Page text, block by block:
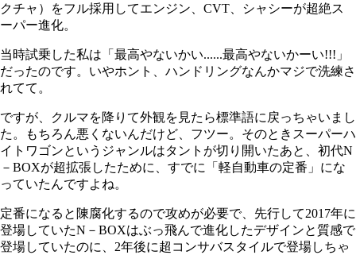
クチャ）をフル採用してエンジン、CVT、シャシーが超絶ス
ーパー進化。
当時試乗した私は「最高やないかい......最高やないかーい!!!」
だったのです。いやホント、ハンドリングなんかマジで洗練さ
れてて。
ですが、クルマを降りて外観を見たら標準語に戻っちゃいまし
た。もちろん悪くないんだけど、フツー。そのときスーパーハ
イトワゴンというジャンルはタントが切り開いたあと、初代N
－BOXが超拡張したために、すでに「軽自動車の定番」にな
っていたんですよね。
定番になると陳腐化するので攻めが必要で、先行して2017年に
登場していたN－BOXはぶっ飛んで進化したデザインと質感で
登場していたのに、2年後に超コンサバスタイルで登場しちゃ